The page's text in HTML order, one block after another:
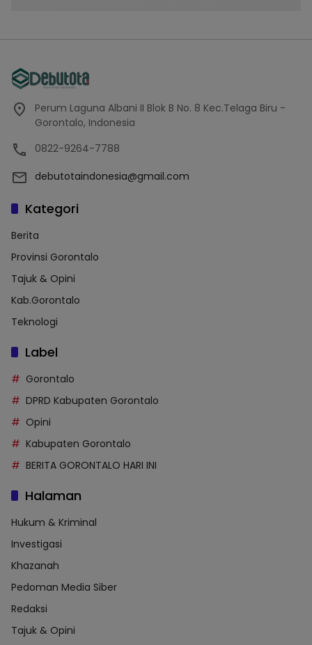
Perum Laguna Albani II Blok B No. 8 Kec.Telaga Biru -
Gorontalo, Indonesia
0822-9264-7788
debutotaindonesia@gmail.com
Kategori
Berita
Provinsi Gorontalo
Tajuk & Opini
Kab.Gorontalo
Teknologi
Label
Gorontalo
DPRD Kabupaten Gorontalo
Opini
Kabupaten Gorontalo
BERITA GORONTALO HARI INI
Halaman
Hukum & Kriminal
Investigasi
Khazanah
Pedoman Media Siber
Redaksi
Tajuk & Opini